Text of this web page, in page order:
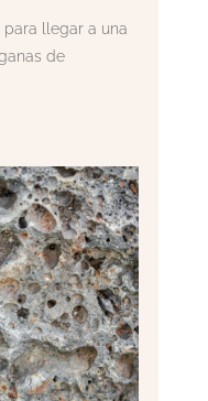
para llegar a una
de